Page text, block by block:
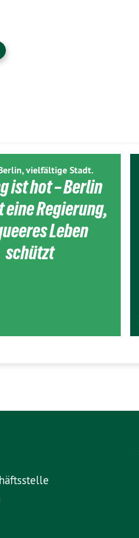
vielfältige Stadt.
ist hot – Berlin
Regierung,
Leben
schützt